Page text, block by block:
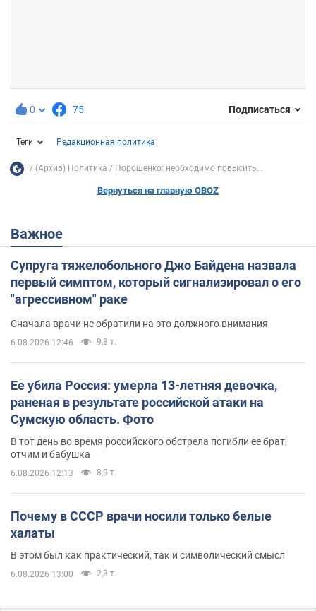
0 75 Подписаться
Теги Редакционная политика
(Архив) Политика Порошенко: необходимо повысить...
Вернуться на главную OBOZ
Важное
Супруга тяжелобольного Джо Байдена назвала
первый симптом, который сигнализировал о его
"агрессивном" раке
Сначала врачи не обратили на это должного внимания
6.08.2026 12:46 9,8 т.
Ее убила Россия: умерла 13-летняя девочка,
раненая в результате российской атаки на
Сумскую область. Фото
В тот день во время российского обстрела погибли ее брат,
отчим и бабушка
6.08.2026 12:13 8,9 т.
Почему в СССР врачи носили только белые
халаты
В этом был как практический, так и символический смысл
6.08.2026 13:00 2,3 т.